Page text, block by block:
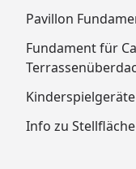
Pavillon
Fundament für
Kinderspielgeräte
Info zu Stellfläche